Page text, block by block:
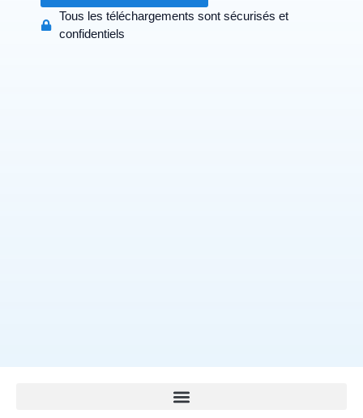
Tous les téléchargements sont sécurisés et
confidentiels